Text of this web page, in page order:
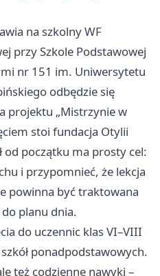
na szkolny WF
przy Szkole Podstawowej
nr 151 im. Uniwersytetu
odbędzie się
projektu „Mistrzynie w
stoi fundacja Otylii
od początku ma prosty cel:
i przypomnieć, że lekcja
powinna być traktowana
planu dnia.
do uczennic klas VI–VIII
ponadpodstawowych.
też codzienne nawyki –